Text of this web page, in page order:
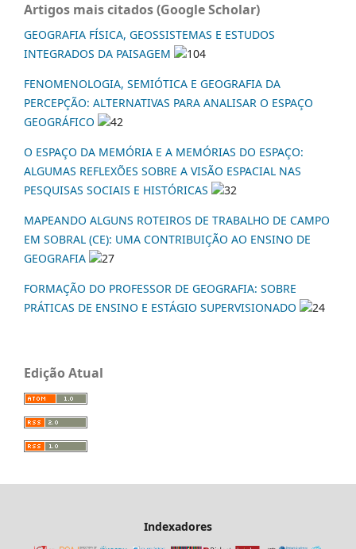
Artigos mais citados (Google Scholar)
GEOGRAFIA FÍSICA, GEOSSISTEMAS E ESTUDOS
INTEGRADOS DA PAISAGEM
104
FENOMENOLOGIA, SEMIÓTICA E GEOGRAFIA DA
PERCEPÇÃO: ALTERNATIVAS PARA ANALISAR O ESPAÇO
GEOGRÁFICO
42
O ESPAÇO DA MEMÓRIA E A MEMÓRIAS DO ESPAÇO:
ALGUMAS REFLEXÕES SOBRE A VISÃO ESPACIAL NAS
PESQUISAS SOCIAIS E HISTÓRICAS
32
MAPEANDO ALGUNS ROTEIROS DE TRABALHO DE CAMPO
EM SOBRAL (CE): UMA CONTRIBUIÇÃO AO ENSINO DE
GEOGRAFIA
27
FORMAÇÃO DO PROFESSOR DE GEOGRAFIA: SOBRE
PRÁTICAS DE ENSINO E ESTÁGIO SUPERVISIONADO
24
Edição Atual
Indexadores